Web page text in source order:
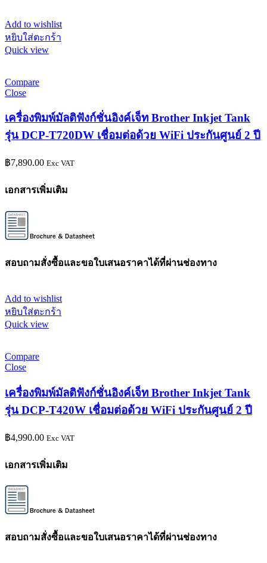
Add to wishlist
หยิบใส่ตะกร้า
Quick view
Compare
Close
เครื่องพิมพ์มัลติฟังก์ชั่นอิงค์เจ็ท Brother Inkjet Tank
รุ่น DCP-T720DW เชื่อมต่อด้วย WiFi ประกันศูนย์ 2 ปี
฿7,890.00 Exc VAT
เอกสารเพิ่มเติม
สอบถามสั่งซื้อและขอใบเสนอราคาได้ที่ผ่านช่องทาง
Add to wishlist
หยิบใส่ตะกร้า
Quick view
Compare
Close
เครื่องพิมพ์มัลติฟังก์ชั่นอิงค์เจ็ท Brother Inkjet Tank
รุ่น DCP-T420W เชื่อมต่อด้วย WiFi ประกันศูนย์ 2 ปี
฿4,990.00 Exc VAT
เอกสารเพิ่มเติม
สอบถามสั่งซื้อและขอใบเสนอราคาได้ที่ผ่านช่องทาง